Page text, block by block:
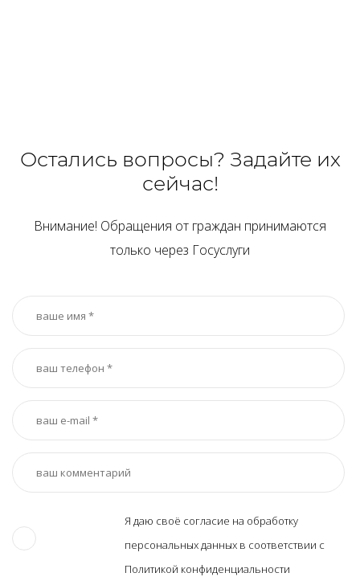
Остались вопросы? Задайте их
сейчас!
Внимание! Обращения от граждан принимаются
только через Госуслуги
Я даю своё согласие на обработку
персональных данных в соответствии с
Политикой конфиденциальности